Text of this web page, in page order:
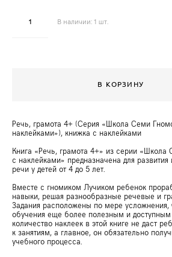
В наличии:1 шт.
В КОРЗИНУ
Речь, грамота 4+ (Серия «Школа Семи
наклейками»), книжка с наклейками
Книга «Речь, грамота 4+» из серии «Школа
с наклейками» предназначена для
речи у детей от 4 до 5 лет.
Вместе с гномиком Лучиком ребенок
навыки, решая разнообразные речевые и
Задания расположены по мере усложнения,
обучения еще более полезным и
количество наклеек в этой книге не даст
к занятиям, а главное, он обязательно
учебного процесса.